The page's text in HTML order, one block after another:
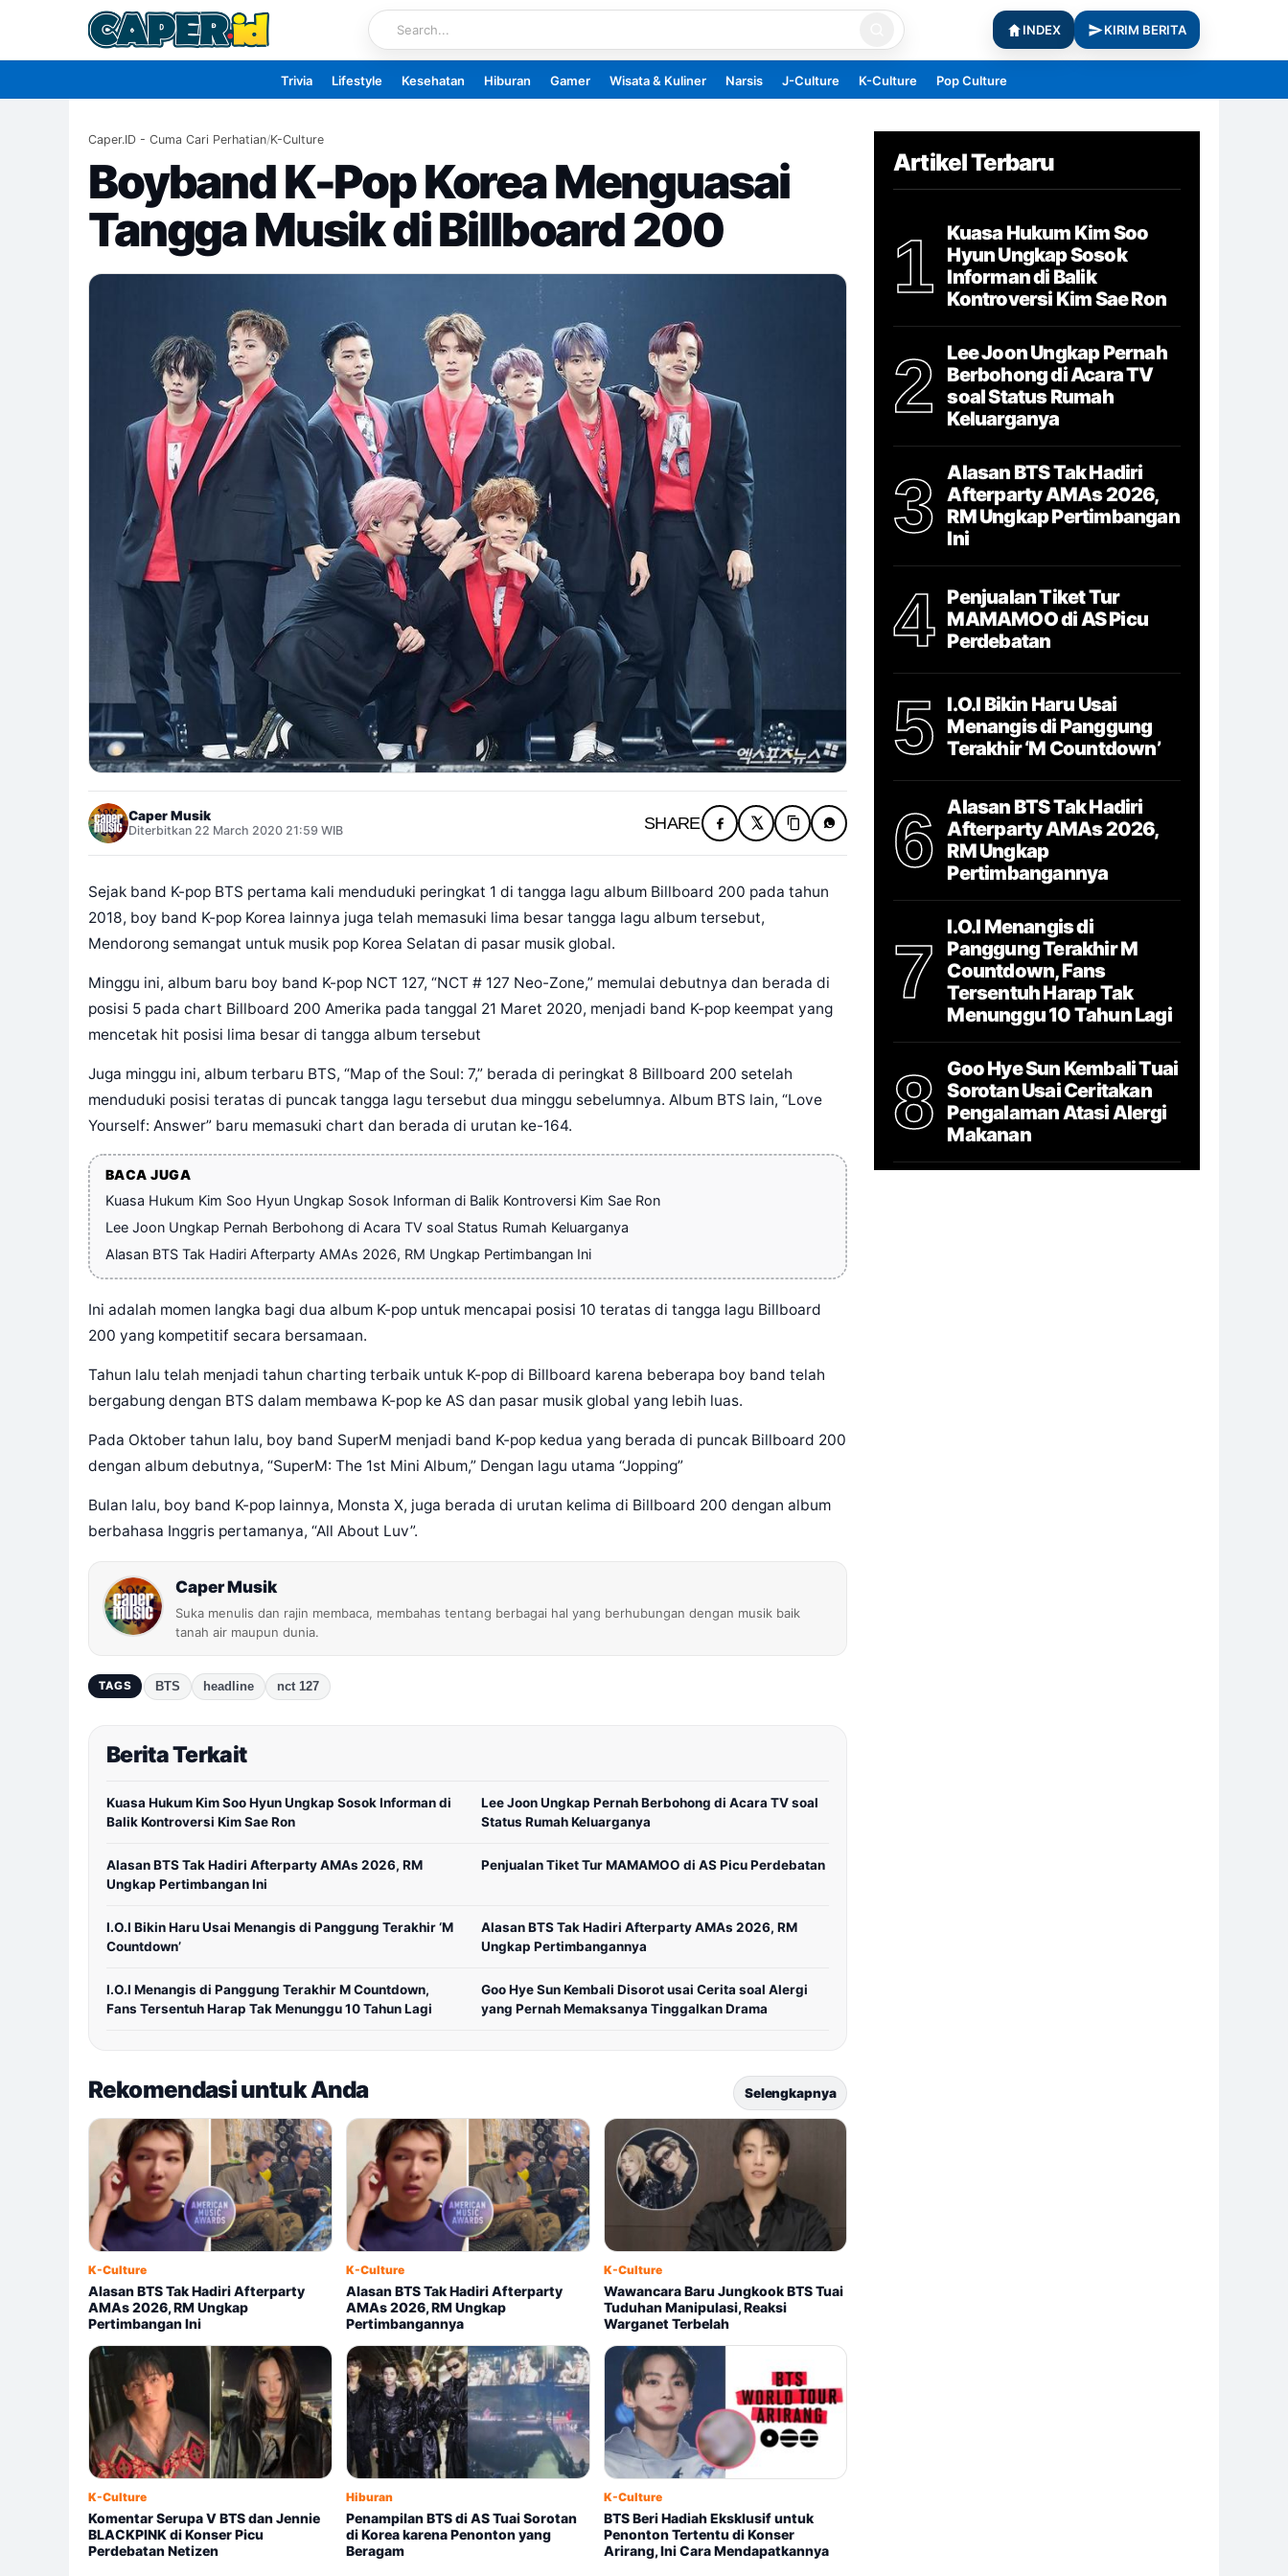
content
INDEX KIRIM BERITA
Trivia Lifestyle Kesehatan Hiburan Gamer Wisata & Kuliner Narsis J-Culture K-Culture Pop Culture
Caper.ID - Cuma Cari Perhatian/K-Culture
Boyband K-Pop Korea Menguasai
Tangga Musik di Billboard 200
Caper Musik
Diterbitkan 22 March 2020 21:59 WIB SHARE
Sejak band K-pop BTS pertama kali menduduki peringkat 1 di tangga lagu album Billboard 200 pada tahun
2018, boy band K-pop Korea lainnya juga telah memasuki lima besar tangga lagu album tersebut,
Mendorong semangat untuk musik pop Korea Selatan di pasar musik global.
Minggu ini, album baru boy band K-pop NCT 127, “NCT # 127 Neo-Zone,” memulai debutnya dan berada di
posisi 5 pada chart Billboard 200 Amerika pada tanggal 21 Maret 2020, menjadi band K-pop keempat yang
mencetak hit posisi lima besar di tangga album tersebut
Juga minggu ini, album terbaru BTS, “Map of the Soul: 7,” berada di peringkat 8 Billboard 200 setelah
menduduki posisi teratas di puncak tangga lagu tersebut dua minggu sebelumnya. Album BTS lain, “Love
Yourself: Answer” baru memasuki chart dan berada di urutan ke-164.
BACA JUGA
Kuasa Hukum Kim Soo Hyun Ungkap Sosok Informan di Balik Kontroversi Kim Sae Ron
Lee Joon Ungkap Pernah Berbohong di Acara TV soal Status Rumah Keluarganya
Alasan BTS Tak Hadiri Afterparty AMAs 2026, RM Ungkap Pertimbangan Ini
Ini adalah momen langka bagi dua album K-pop untuk mencapai posisi 10 teratas di tangga lagu Billboard
200 yang kompetitif secara bersamaan.
Tahun lalu telah menjadi tahun charting terbaik untuk K-pop di Billboard karena beberapa boy band telah
bergabung dengan BTS dalam membawa K-pop ke AS dan pasar musik global yang lebih luas.
Pada Oktober tahun lalu, boy band SuperM menjadi band K-pop kedua yang berada di puncak Billboard 200
dengan album debutnya, “SuperM: The 1st Mini Album,” Dengan lagu utama “Jopping”
Bulan lalu, boy band K-pop lainnya, Monsta X, juga berada di urutan kelima di Billboard 200 dengan album
berbahasa Inggris pertamanya, “All About Luv”.
Caper Musik
Suka menulis dan rajin membaca, membahas tentang berbagai hal yang berhubungan dengan musik baik
tanah air maupun dunia.
TAGS BTS headline nct 127
Berita Terkait
Kuasa Hukum Kim Soo Hyun Ungkap Sosok Informan di
Balik Kontroversi Kim Sae Ron
Lee Joon Ungkap Pernah Berbohong di Acara TV soal
Status Rumah Keluarganya
Alasan BTS Tak Hadiri Afterparty AMAs 2026, RM
Ungkap Pertimbangan Ini
Penjualan Tiket Tur MAMAMOO di AS Picu Perdebatan
I.O.I Bikin Haru Usai Menangis di Panggung Terakhir ‘M
Countdown’
Alasan BTS Tak Hadiri Afterparty AMAs 2026, RM
Ungkap Pertimbangannya
I.O.I Menangis di Panggung Terakhir M Countdown,
Fans Tersentuh Harap Tak Menunggu 10 Tahun Lagi
Goo Hye Sun Kembali Disorot usai Cerita soal Alergi
yang Pernah Memaksanya Tinggalkan Drama
Rekomendasi untuk Anda Selengkapnya
K-Culture
Alasan BTS Tak Hadiri Afterparty
AMAs 2026, RM Ungkap
Pertimbangan Ini
K-Culture
Alasan BTS Tak Hadiri Afterparty
AMAs 2026, RM Ungkap
Pertimbangannya
K-Culture
Wawancara Baru Jungkook BTS Tuai
Tuduhan Manipulasi, Reaksi
Warganet Terbelah
K-Culture
Komentar Serupa V BTS dan Jennie
BLACKPINK di Konser Picu
Perdebatan Netizen
Hiburan
Penampilan BTS di AS Tuai Sorotan
di Korea karena Penonton yang
Beragam
K-Culture
BTS Beri Hadiah Eksklusif untuk
Penonton Tertentu di Konser
Arirang, Ini Cara Mendapatkannya
Artikel Terbaru
1
Kuasa Hukum Kim Soo
Hyun Ungkap Sosok
Informan di Balik
Kontroversi Kim Sae Ron
2
Lee Joon Ungkap Pernah
Berbohong di Acara TV
soal Status Rumah
Keluarganya
3
Alasan BTS Tak Hadiri
Afterparty AMAs 2026,
RM Ungkap Pertimbangan
Ini
4
Penjualan Tiket Tur
MAMAMOO di AS Picu
Perdebatan
5
I.O.I Bikin Haru Usai
Menangis di Panggung
Terakhir ‘M Countdown’
6
Alasan BTS Tak Hadiri
Afterparty AMAs 2026,
RM Ungkap
Pertimbangannya
7
I.O.I Menangis di
Panggung Terakhir M
Countdown, Fans
Tersentuh Harap Tak
Menunggu 10 Tahun Lagi
8
Goo Hye Sun Kembali Tuai
Sorotan Usai Ceritakan
Pengalaman Atasi Alergi
Makanan